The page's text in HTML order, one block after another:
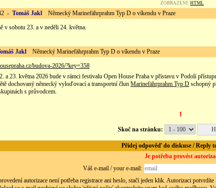
ZOBRAZENÍ: HTML
- Tomáš Jakl Německý Marinefährprahm Typ D o víkendu v Praze
v sobotu 23. a v neděli 24. května.
Jakl Německý Marinefährprahm Typ D o víkendu v Praze
budova-2026/?key=358
a 23. května 2026 bude v rámci festivalu Open House Praha v přístavu v Podolí
dochovaný německý vyloďovací a transportní člun Marinefährprahm Typ D schopný
s průvodcem.
1
Skoč na stránku:
Přidej odpověď do diskuse / Reply
Je potřeba provést
Váš e-mail / your e-mail:
autorizace není potřeba registrace ani heslo, stačí jeden klik. Autorizaci